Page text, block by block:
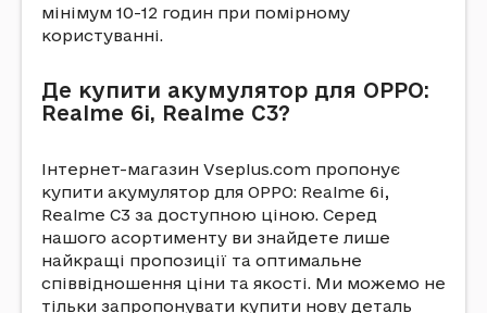
мінімум 10-12 годин при помірному
користуванні.
Де купити акумулятор для OPPO:
Realme 6i, Realme C3?
Інтернет-магазин Vseplus.com пропонує
купити акумулятор для OPPO: Realme 6i,
Realme C3 за доступною ціною. Серед
нашого асортименту ви знайдете лише
найкращі пропозиції та оптимальне
співвідношення ціни та якості. Ми можемо не
тільки запропонувати купити нову деталь